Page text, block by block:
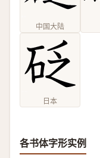
中国大陆
日本
各书体字形实例